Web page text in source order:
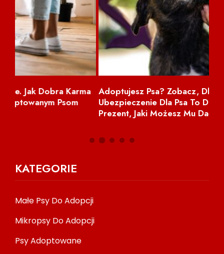
Adoptujesz Psa? Zobacz, Dlaczego
Ubezpieczenie Dla Psa To Drugi Najlepszy
Prezent, Jaki Możesz Mu Dać
KATEGORIE
Małe Psy Do Adopcji
Mikropsy Do Adopcji
Psy Adoptowane